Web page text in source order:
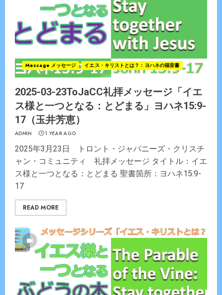
Message メッセージ イエス・キリストとは？：ヨハネの福音書
2025-03-23ToJaCC礼拝メッセージ「イエ
ス様と一つとなる：とどまる」ヨハネ15:9-
17（玉井芳恵）
ADMIN 1 YEAR AGO
2025年3月23日 トロント・ジャパニーズ・クリスチ
ャン・コミュニティ 礼拝メッセージ タイトル：イエ
ス様と一つとなる：とどまる 聖書箇所：ヨハネ15:9-
17
READ MORE